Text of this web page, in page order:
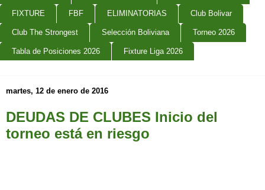
FIXTURE FBF ELIMINATORIAS Club Bolivar
Club The Strongest Selección Boliviana Torneo 2026
Tabla de Posiciones 2026 Fixture Liga 2026
martes, 12 de enero de 2016
DEUDAS DE CLUBES Inicio del
torneo está en riesgo